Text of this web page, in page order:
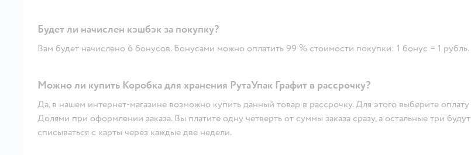
Будет ли начислен кэшбэк за покупку?
Вам будет начислено 6 бонусов. Бонусами можно оплатить 99 % стоимости покупки: 1 бонус = 1 рубль.
Можно ли купить Коробка для хранения РутаУпак Графит в рассрочку?
Да, в нашем интернет-магазине возможно купить данный товар в рассрочку. Для этого выберите оплату
Долями при оформлении заказа. Вы платите одну четверть от суммы заказа сразу, а остальные три будут
списываться с карты через каждые две недели.